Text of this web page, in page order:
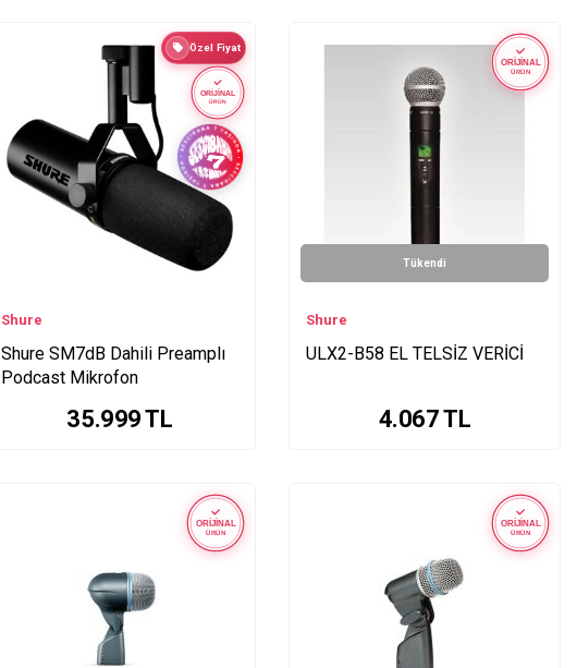
Özel Fiyat
ORİJİNAL
ÜRÜN
Shure
Shure SM7dB Dahili Preamplı
Podcast Mikrofon
35.999TL
Tükendi
ORİJİNAL
ÜRÜN
Shure
ULX2-B58 EL TELSİZ VERİCİ
4.067TL
ORİJİNAL
ÜRÜN
ORİJİNAL
ÜRÜN